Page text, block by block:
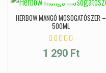
HERBOW MANGÓ MOSOGATÓSZER –
500ML
1 290 Ft